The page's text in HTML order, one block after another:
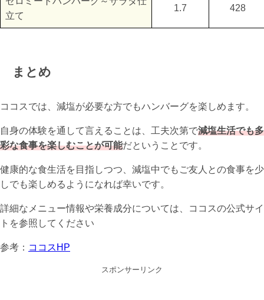
立て
1.7 428
まとめ
ココスでは、減塩が必要な方でもハンバーグを楽しめます。
自身の体験を通して言えることは、工夫次第で減塩生活でも多
彩な食事を楽しむことが可能だということです。
健康的な食生活を目指しつつ、減塩中でもご友人との食事を少
しでも楽しめるようになれば幸いです。
詳細なメニュー情報や栄養成分については、ココスの公式サイ
トを参照してください
参考： ココスHP
スポンサーリンク